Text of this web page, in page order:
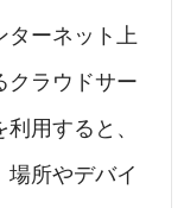
ターネット上
クラウドサー
用すると、
場所やデバイ